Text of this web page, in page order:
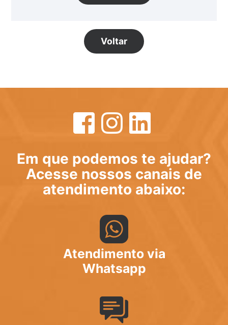
Voltar
Em que podemos te ajudar?
Acesse nossos canais de
atendimento abaixo:
Atendimento via
Whatsapp